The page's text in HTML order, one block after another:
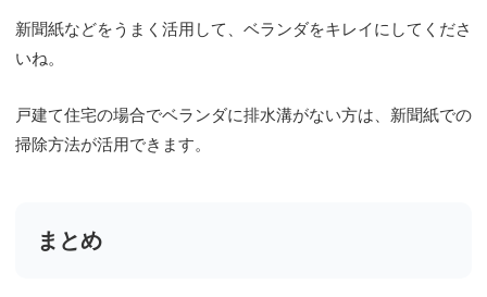
新聞紙などをうまく活用して、ベランダをキレイにしてくださ
いね。
戸建て住宅の場合でベランダに排水溝がない方は、新聞紙での
掃除方法が活用できます。
まとめ